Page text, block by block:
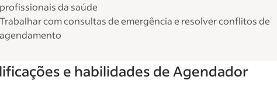
profissionais da saúde
Trabalhar com consultas de emergência e resolver conflitos de
agendamento
e habilidades de Agendador